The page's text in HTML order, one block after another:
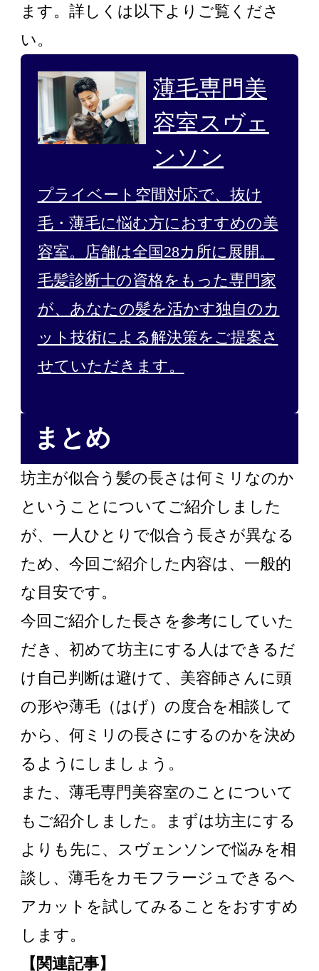
ます。詳しくは以下よりご覧くださ
い。
薄毛専門美
容室スヴェ
ンソン
プライベート空間対応で、抜け
毛・薄毛に悩む方におすすめの美
容室。店舗は全国28カ所に展開。
毛髪診断士の資格をもった専門家
が、あなたの髪を活かす独自のカ
ット技術による解決策をご提案さ
せていただきます。
まとめ
坊主が似合う髪の長さは何ミリなのか
ということについてご紹介しました
が、一人ひとりで似合う長さが異なる
ため、今回ご紹介した内容は、一般的
な目安です。
今回ご紹介した長さを参考にしていた
だき、初めて坊主にする人はできるだ
け自己判断は避けて、美容師さんに頭
の形や薄毛（はげ）の度合を相談して
から、何ミリの長さにするのかを決め
るようにしましょう。
また、薄毛専門美容室のことについて
もご紹介しました。まずは坊主にする
よりも先に、スヴェンソンで悩みを相
談し、薄毛をカモフラージュできるヘ
アカットを試してみることをおすすめ
します。
【関連記事】